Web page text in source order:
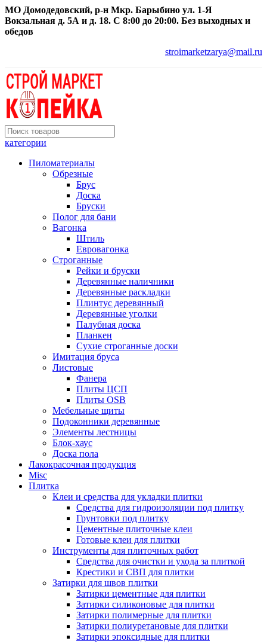
МО Домодедовский, р-н Мкр. Барыбино ул. 1-Я
Вокзальная д. 5А и д. 18. С 8:00 до 20:00. Без выходных и
обедов
stroimarketzarya@mail.ru
категории
Пиломатериалы
Обрезные
Брус
Доска
Бруски
Полог для бани
Вагонка
Штиль
Евровагонка
Строганные
Рейки и бруски
Деревянные наличники
Деревянные раскладки
Плинтус деревянный
Деревянные уголки
Палубная доска
Планкен
Сухие строганные доски
Имитация бруса
Листовые
Фанера
Плиты ЦСП
Плиты OSB
Мебельные щиты
Подоконники деревянные
Элементы лестницы
Блок-хаус
Доска пола
Лакокрасочная продукция
Misc
Плитка
Клеи и средства для укладки плитки
Средства для гидроизоляции под плитку
Грунтовки под плитку
Цементные плиточные клеи
Готовые клеи для плитки
Инструменты для плиточных работ
Средства для очистки и ухода за плиткой
Крестики и СВП для плитки
Затирки для швов плитки
Затирки цементные для плитки
Затирки силиконовые для плитки
Затирки полимерные для плитки
Затирки полиуретановые для плитки
Затирки эпоксидные для плитки